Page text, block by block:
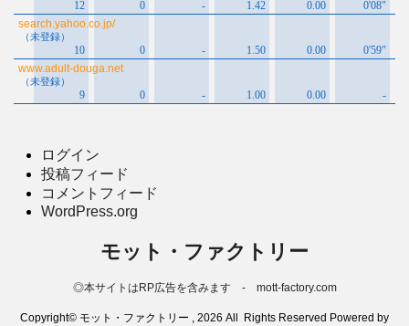
ログイン
投稿フィード
コメントフィード
WordPress.org
モット・ファクトリー
◎本サイトはRP広告を含みます - mott-factory.com
Copyright© モット・ファクトリー , 2026 All Rights Reserved Powered by